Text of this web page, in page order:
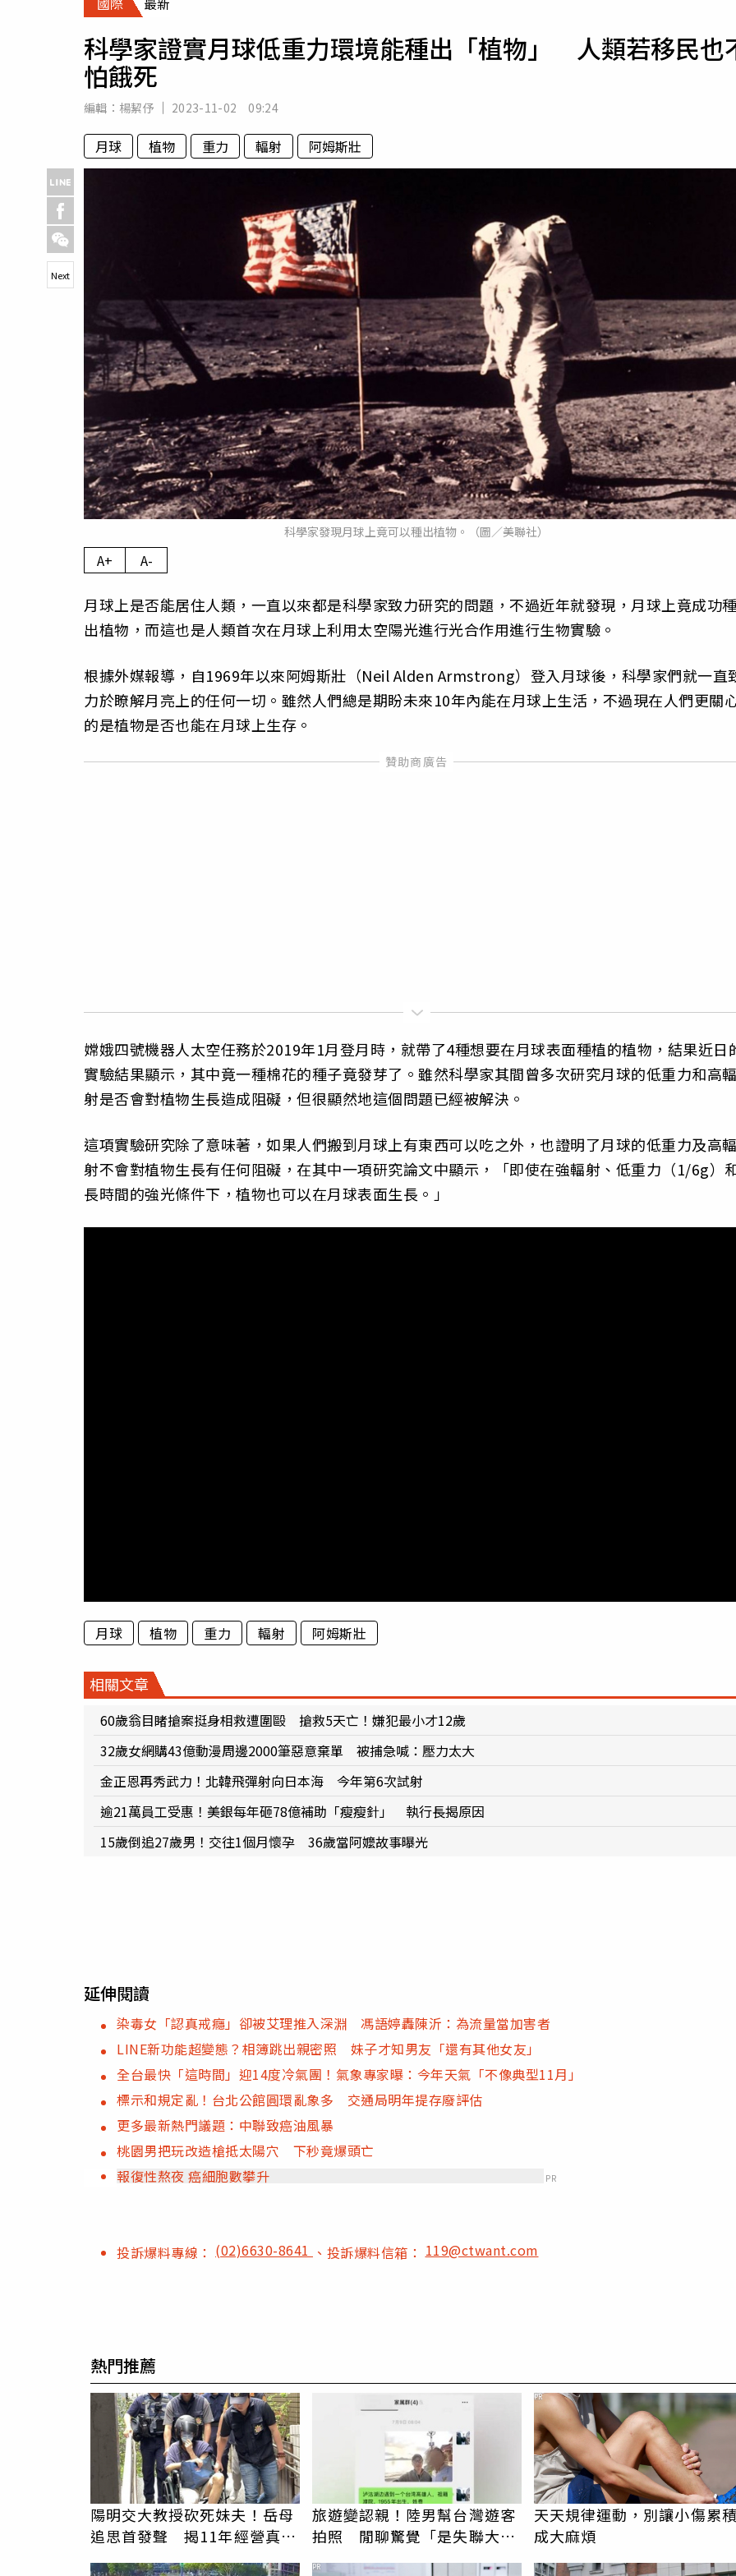
專欄
運勢
科學家證實月球低重力環境能種出「植物」 人類若移民也
怕餓死
編輯： 楊絜伃 2023-11-02 09:24
月球 植物 重力 輻射 阿姆斯壯
科學家發現月球上竟可以種出植物。（圖／美聯社）
Next
A+ A-
月球上是否能居住人類，一直以來都是科學家致力研究的問題，不過近年就發現，月球上竟成功
出植物，而這也是人類首次在月球上利用太空陽光進行光合作用進行生物實驗。
根據外媒報導，自1969年以來阿姆斯壯（Neil Alden Armstrong）登入月球後，科學家們就一直
力於瞭解月亮上的任何一切。雖然人們總是期盼未來10年內能在月球上生活，不過現在人們更關
的是植物是否也能在月球上生存。
嫦娥四號機器人太空任務於2019年1月登月時，就帶了4種想要在月球表面種植的植物，結果近日
實驗結果顯示，其中竟一種棉花的種子竟發芽了。雖然科學家其間曾多次研究月球的低重力和高
射是否會對植物生長造成阻礙，但很顯然地這個問題已經被解決。
這項實驗研究除了意味著，如果人們搬到月球上有東西可以吃之外，也證明了月球的低重力及高
射不會對植物生長有任何阻礙，在其中一項研究論文中顯示，「即使在強輻射、低重力（1/6g）
長時間的強光條件下，植物也可以在月球表面生長。」
月球 植物 重力 輻射 阿姆斯壯
相關文章
60歲翁目睹搶案挺身相救遭圍毆 搶救5天亡！嫌犯最小才12歲
32歲女網購43億動漫周邊2000筆惡意棄單 被捕急喊：壓力太大
金正恩再秀武力！北韓飛彈射向日本海 今年第6次試射
逾21萬員工受惠！美銀每年砸78億補助「瘦瘦針」 執行長揭原因
15歲倒追27歲男！交往1個月懷孕 36歲當阿嬤故事曝光
延伸閱讀
染毒女「認真戒癮」卻被艾理推入深淵 馮語婷轟陳沂：為流量當加害者
LINE新功能超變態？相簿跳出親密照 妹子才知男友「還有其他女友」
全台最快「這時間」迎14度冷氣團！氣象專家曝：今年天氣「不像典型11月」
標示和規定亂！台北公館圓環亂象多 交通局明年提存廢評估
更多最新熱門議題：中聯致癌油風暴
桃園男把玩改造槍抵太陽穴 下秒竟爆頭亡
報復性熬夜 癌細胞數攀升
PR
投訴爆料專線： (02)6630-8641 、投訴爆料信箱：119@ctwant.com
熱門推薦
陽明交大教授砍死妹夫！岳母
追思首發聲 揭11年經營真相
旅遊變認親！陸男幫台灣遊客
拍照 閒聊驚覺「是失聯大
天天規律運動，別讓小傷累
成大麻煩
PR
PR